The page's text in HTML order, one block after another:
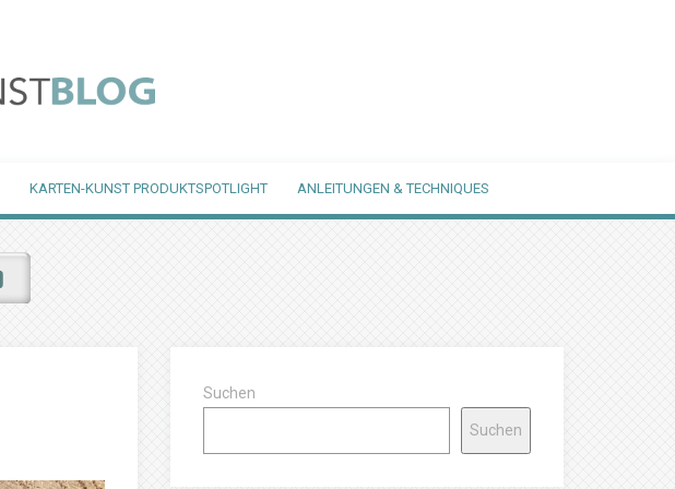
KARTEN-KUNST PRODUKTSPOTLIGHT ANLEITUNGEN & TECHNIQUES
Suchen
Suchen